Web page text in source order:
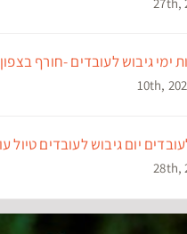
יום גיבוש לעובדים טיול